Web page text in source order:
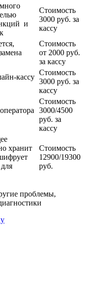
и
Стоимость
3000 руб. за
кассу
Стоимость
от 2000 руб.
за кассу
кассу
Стоимость
3000 руб. за
кассу
Стоимость
3000/4500
руб. за
кассу
хранит
Стоимость
12900/19300
руб.
проблемы,